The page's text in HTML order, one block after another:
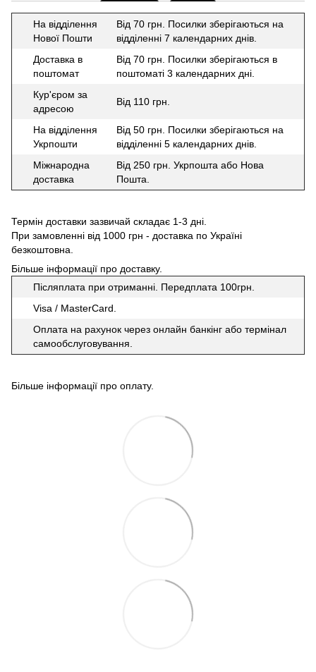
На відділення
Нової Пошти
Від 70 грн. Посилки зберігаються на
відділенні 7 календарних днів.
Доставка в
поштомат
Від 70 грн. Посилки зберігаються в
поштоматі 3 календарних дні.
Кур'єром за
адресою
Від 110 грн.
На відділення
Укрпошти
Від 50 грн. Посилки зберігаються на
відділенні 5 календарних днів.
Міжнародна
доставка
Від 250 грн. Укрпошта або Нова
Пошта.
Термін доставки зазвичай складає 1-3 дні.
При замовленні від 1000 грн - доставка по Україні
безкоштовна.
Більше інформації про доставку.
Післяплата при отриманні. Передплата 100грн.
Visa / MasterCard.
Оплата на рахунок через онлайн банкінг або термінал
самообслуговування.
Більше інформації про оплату.